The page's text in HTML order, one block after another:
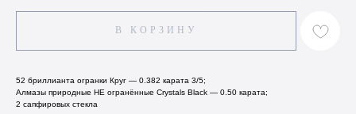
В КОРЗИНУ
52 бриллианта огранки Круг — 0.382 карата 3/5;
Алмазы природные НЕ огранённые Crystals Black — 0.50 карата;
2 сапфировых стекла